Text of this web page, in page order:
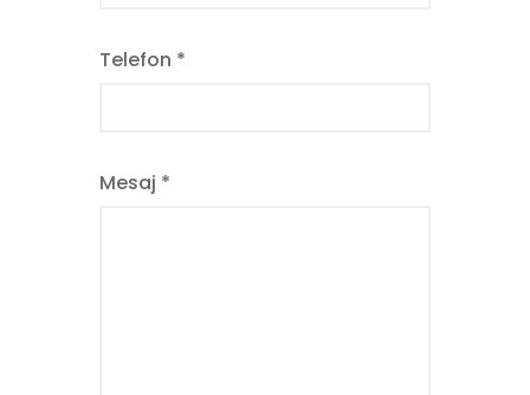
Telefon *
Mesaj *